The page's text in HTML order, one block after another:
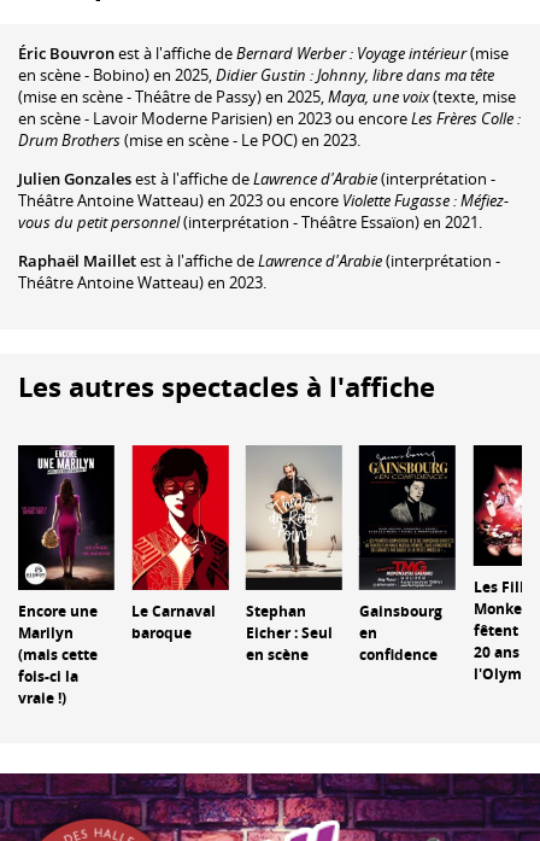
Éric Bouvronest à l'affiche deBernard Werber : Voyage intérieur(mise
en scène - Bobino) en 2025, Didier Gustin : Johnny, libre dans ma tête
(mise en scène - Théâtre de Passy) en 2025, Maya, une voix(texte, mise
en scène - Lavoir Moderne Parisien) en 2023 ou encoreLes Frères Colle :
Drum Brothers(mise en scène - Le POC) en 2023.
Julien Gonzalesest à l'affiche deLawrence d'Arabie(interprétation -
Théâtre Antoine Watteau) en 2023 ou encore Violette Fugasse : Méfiez-
vous du petit personnel(interprétation - Théâtre Essaïon) en 2021.
Raphaël Mailletest à l'affiche deLawrence d'Arabie(interprétation -
Théâtre Antoine Watteau) en 2023.
Les autres spectacles à l'affiche
Encore une
Marilyn
(mais cette
fois-ci la
vraie !)
Le Carnaval
baroque
Stephan
Eicher : Seul
en scène
Gainsbourg
en
confidence
Les Fills
Monkey
fêtent
20 ans à